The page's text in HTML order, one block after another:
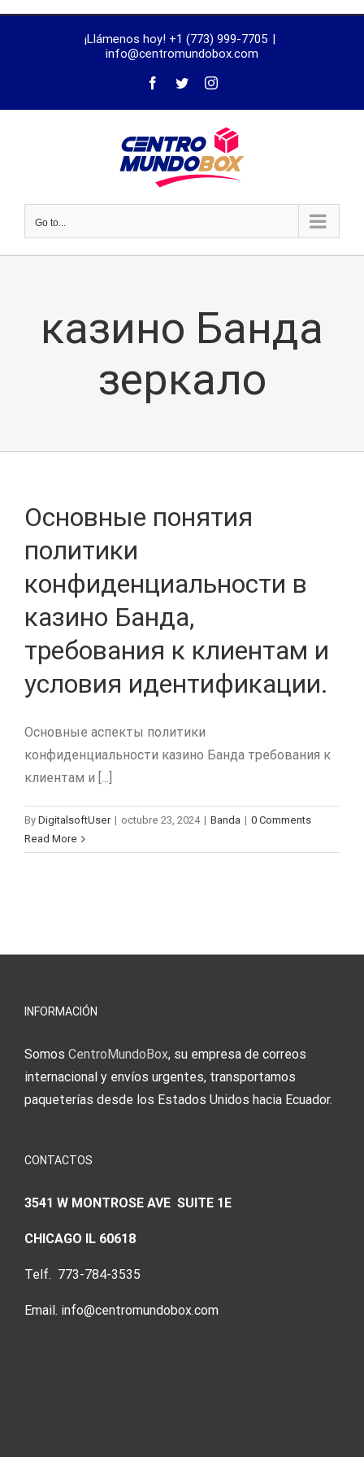
¡Llámenos hoy! +1 (773) 999-7705 |
info@centromundobox.com
Go to...
казино Банда
зеркало
Основные понятия
политики
конфиденциальности в
казино Банда,
требования к клиентам и
условия идентификации.
Основные аспекты политики
конфиденциальности казино Банда требования к
клиентам и [...]
By DigitalsoftUser | octubre 23, 2024 | Banda | 0 Comments
Read More
INFORMACIÓN
Somos CentroMundoBox, su empresa de correos
internacional y envíos urgentes, transportamos
paqueterías desde los Estados Unidos hacia Ecuador.
CONTACTOS
3541 W MONTROSE AVE SUITE 1E
CHICAGO IL 60618
Telf. 773-784-3535
Email. info@centromundobox.com